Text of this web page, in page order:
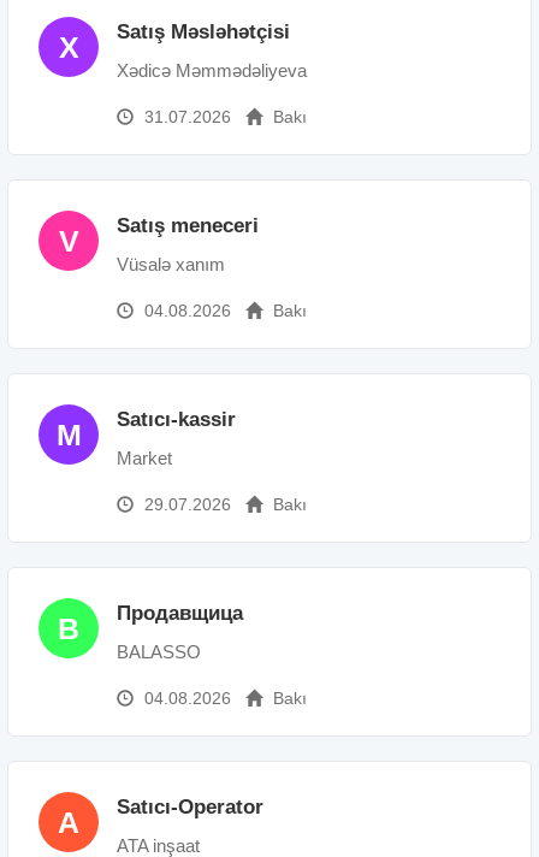
X Satış Məsləhətçisi
Xədicə Məmmədəliyeva
31.07.2026 Bakı
V Satış meneceri
Vüsalə xanım
04.08.2026 Bakı
M Satıcı-kassir
Market
29.07.2026 Bakı
B Продавщица
BALASSO
04.08.2026 Bakı
A Satıcı-Operator
ATA inşaat